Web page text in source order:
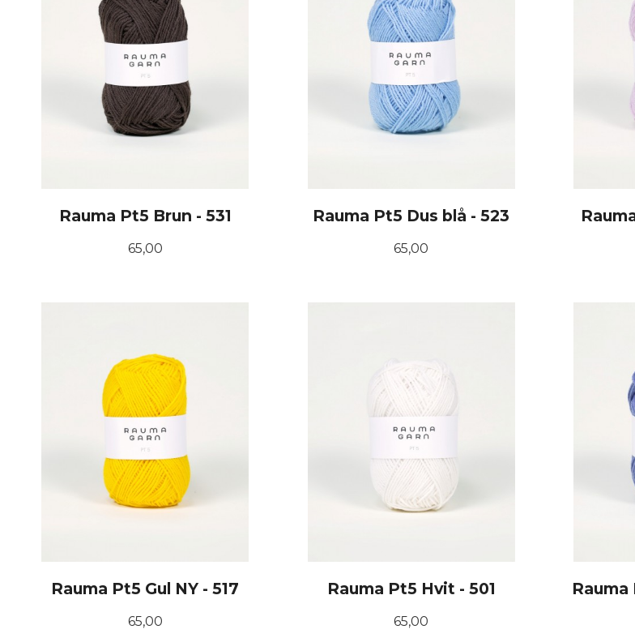
Rauma Pt5 Brun - 531
Pris
65,00
Rauma Pt5 Dus blå - 523
Pris
65,00
Rauma Pt5 Gul NY - 517
Pris
65,00
Rauma Pt5 Hvit - 501
Pris
65,00
Rauma